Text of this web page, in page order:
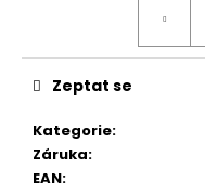
Kategorie:
Záruka:
EAN:
Zeptat se